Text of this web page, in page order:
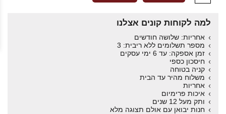
למה לקוחות קונים אצלנו
אחריות: שלושה חודשים
מספר תשלומים ללא ריבית: 3
זמן אספקה: עד 6 ימי עסקים
חיסכון כספי
קניה בטוחה
משלוח מהיר עד הבית
אחריות
איכות פרימיום
ותק מעל 12 שנים
חנות יבואן עם אולם תצוגה מלא